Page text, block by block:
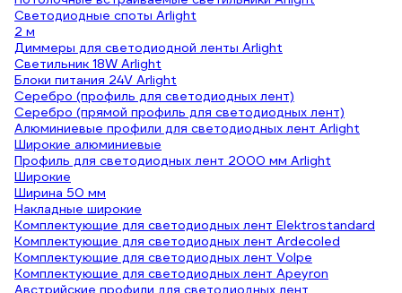
Светодиодные споты Arlight
2 м
Диммеры для светодиодной ленты Arlight
Светильник 18W Arlight
Блоки питания 24V Arlight
Серебро (профиль для светодиодных лент)
Серебро (прямой профиль для светодиодных лент)
Алюминиевые профили для светодиодных лент Arlight
Широкие алюминиевые
Профиль для светодиодных лент 2000 мм Arlight
Широкие
Ширина 50 мм
Накладные широкие
Комплектующие для светодиодных лент Elektrostandard
Комплектующие для светодиодных лент Ardecoled
Комплектующие для светодиодных лент Volpe
Комплектующие для светодиодных лент Apeyron
Австрийские профили для светодиодных лент